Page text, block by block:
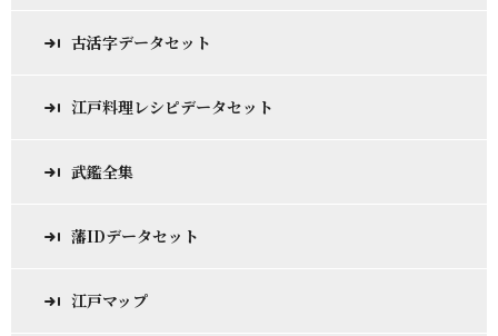
古活字データセット
江戸料理レシピデータセット
武鑑全集
藩IDデータセット
江戸マップ